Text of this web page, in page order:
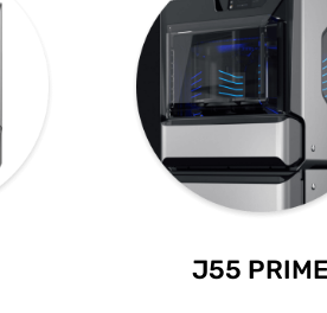
J55 PRIME